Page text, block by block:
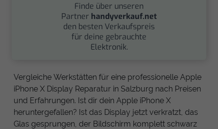
Finde über unseren
Partner handyverkauf.net
den besten Verkaufspreis
für deine gebrauchte
Elektronik.
Vergleiche Werkstätten für eine professionelle Apple
iPhone X Display Reparatur in Salzburg nach Preisen
und Erfahrungen. Ist dir dein Apple iPhone X
heruntergefallen? Ist das Display jetzt verkratzt, das
Glas gesprungen, der Bildschirm komplett schwarz